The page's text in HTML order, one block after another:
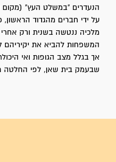
הנעדרים "במשלט העץ" (מקום
על ידי חברים מהגדוד הראשון,
המשפחות להביא את יקיריהם
שבעמק בית שאן, לפי החלטה